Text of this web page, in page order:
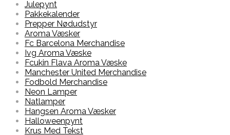
Julepynt
Pakkekalender
Prepper Nødudstyr
Aroma Væsker
Fc Barcelona Merchandise
Ivg Aroma Væske
Fcukin Flava Aroma Væske
Manchester United Merchandise
Fodbold Merchandise
Neon Lamper
Natlamper
Hangsen Aroma Væsker
Halloweenpynt
Krus Med Tekst